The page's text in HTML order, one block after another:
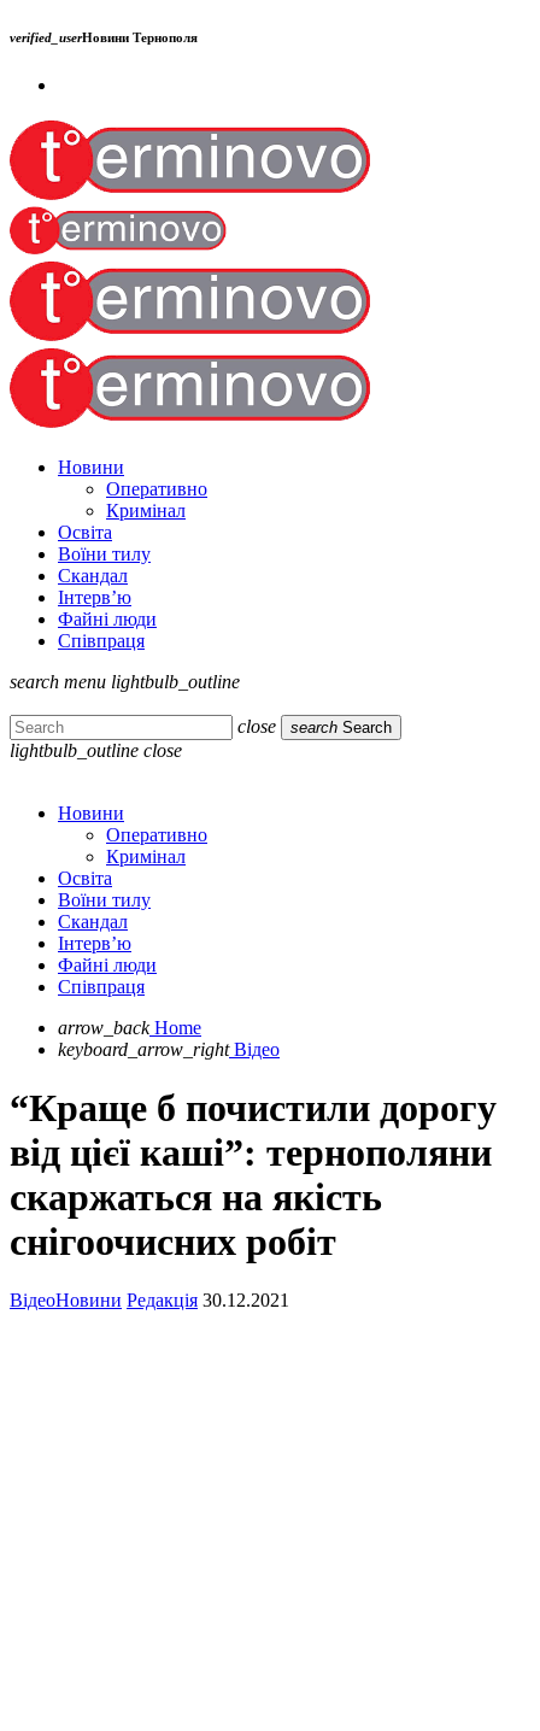
verified_userНовини Тернополя
Новини
Оперативно
Кримінал
Освіта
Воїни тилу
Скандал
Інтерв’ю
Файні люди
Співпраця
search menu lightbulb_outline
close search Search
lightbulb_outline close
Новини
Оперативно
Кримінал
Освіта
Воїни тилу
Скандал
Інтерв’ю
Файні люди
Співпраця
arrow_back Home
keyboard_arrow_right Відео
“Краще б почистили дорогу
від цієї каші”: тернополяни
скаржаться на якість
снігоочисних робіт
ВідеоНовини Редакція 30.12.2021